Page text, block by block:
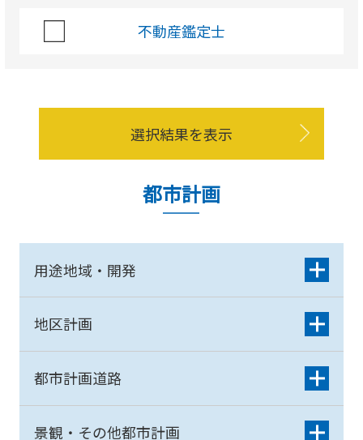
不動産鑑定士
選択結果を表示
都市計画
用途地域・開発
地区計画
都市計画道路
景観・その他都市計画